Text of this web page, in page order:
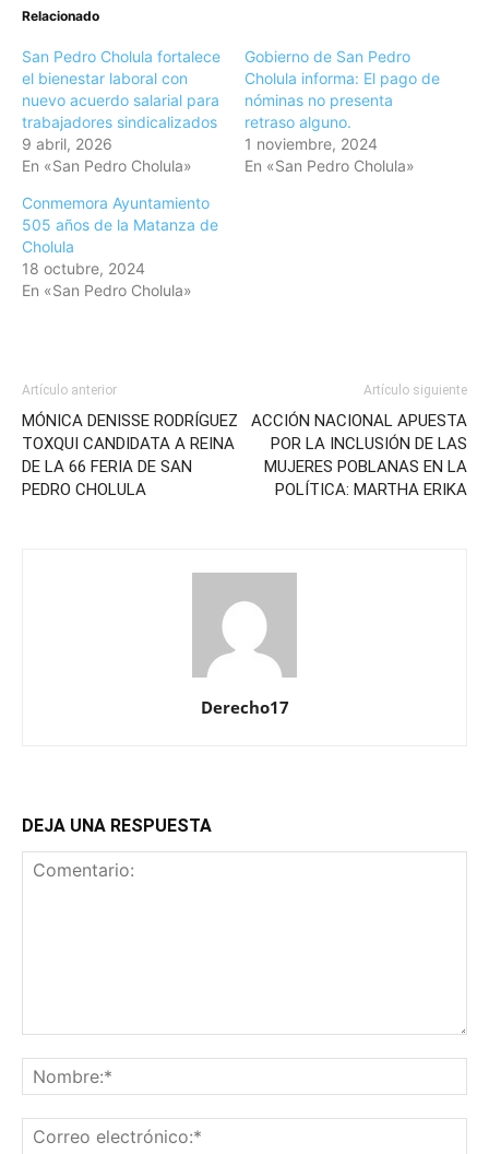
Relacionado
San Pedro Cholula fortalece
el bienestar laboral con
nuevo acuerdo salarial para
trabajadores sindicalizados
9 abril, 2026
En «San Pedro Cholula»
Gobierno de San Pedro
Cholula informa: El pago de
nóminas no presenta
retraso alguno.
1 noviembre, 2024
En «San Pedro Cholula»
Conmemora Ayuntamiento
505 años de la Matanza de
Cholula
18 octubre, 2024
En «San Pedro Cholula»
Artículo anterior
MÓNICA DENISSE RODRÍGUEZ
TOXQUI CANDIDATA A REINA
DE LA 66 FERIA DE SAN
PEDRO CHOLULA
Artículo siguiente
ACCIÓN NACIONAL APUESTA
POR LA INCLUSIÓN DE LAS
MUJERES POBLANAS EN LA
POLÍTICA: MARTHA ERIKA
Derecho17
DEJA UNA RESPUESTA